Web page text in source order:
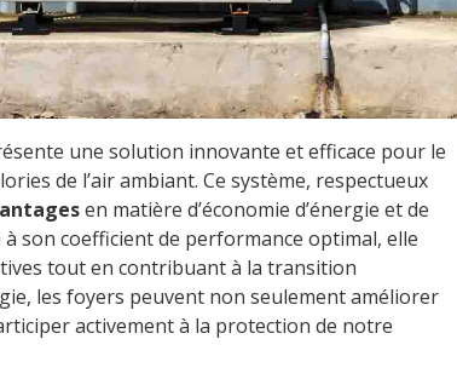
une solution innovante et efficace pour le
de l’air ambiant. Ce système, respectueux
en matière d’économie d’énergie et de
son coefficient de performance optimal, elle
tout en contribuant à la transition
les foyers peuvent non seulement améliorer
activement à la protection de notre